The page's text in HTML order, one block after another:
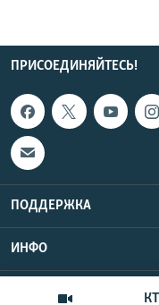
ПРИСОЕДИНЯЙТЕСЬ!
ПОДДЕРЖКА
ИНФО
Copyright
UTC+3